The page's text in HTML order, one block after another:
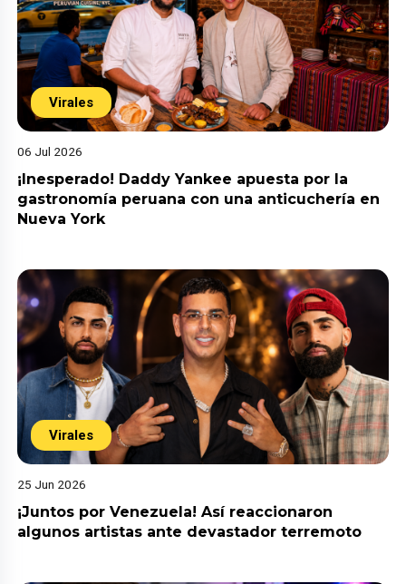
Virales
06 Jul 2026
¡Inesperado! Daddy Yankee apuesta por la
gastronomía peruana con una anticuchería en
Nueva York
Virales
25 Jun 2026
¡Juntos por Venezuela! Así reaccionaron
algunos artistas ante devastador terremoto